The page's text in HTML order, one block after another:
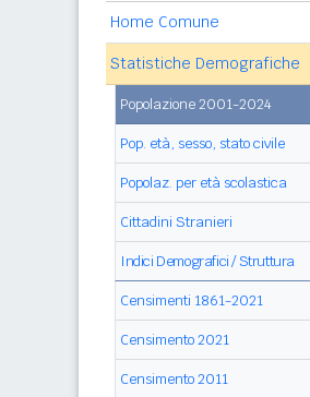
Home Comune
Statistiche Demografiche
Popolazione 2001-2024
Pop. età, sesso, stato civile
Popolaz. per età scolastica
Cittadini Stranieri
Indici Demografici / Struttura
Censimenti 1861-2021
Censimento 2021
Censimento 2011